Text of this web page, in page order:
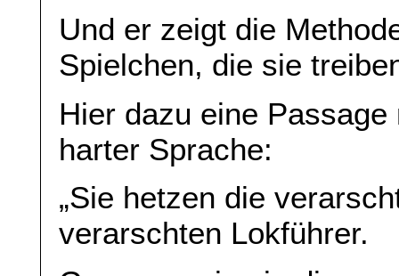
Und er zeigt die
Spielchen, die sie
Hier dazu eine
harter Sprache:
„Sie hetzen die
verarschten Lokführer.